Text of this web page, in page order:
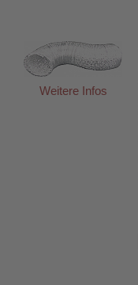
Weitere Infos